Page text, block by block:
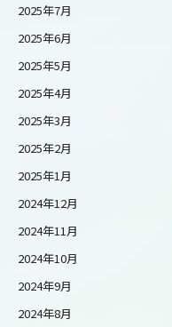
2025年7月
2025年6月
2025年5月
2025年4月
2025年3月
2025年2月
2025年1月
2024年12月
2024年11月
2024年10月
2024年9月
2024年8月